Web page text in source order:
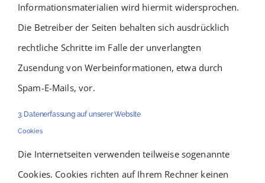
Informationsmaterialien wird hiermit widersprochen.
Die Betreiber der Seiten behalten sich ausdrücklich
rechtliche Schritte im Falle der unverlangten
Zusendung von Werbeinformationen, etwa durch
Spam-E-Mails, vor.
3. Datenerfassung auf unserer Website
Cookies
Die Internetseiten verwenden teilweise sogenannte
Cookies. Cookies richten auf Ihrem Rechner keinen